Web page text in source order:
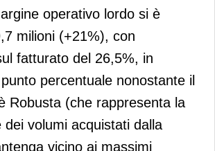
operativo lordo si è
milioni (+21%), con
fatturato del 26,5%, in
percentuale nonostante il
Robusta (che rappresenta la
dei volumi acquistati dalla
vicino ai massimi